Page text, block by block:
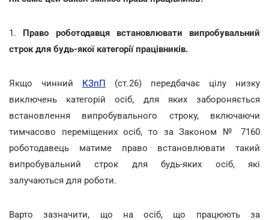
1. Право роботодавця встановлювати випробувальний
строк для будь-якої категорії працівників.
Якщо чинний КЗпП (ст.26) передбачає цілу низку
виключень категорій осіб, для яких забороняється
встановлення випробувального строку, включаючи
тимчасово переміщених осіб, то за Законом № 7160
роботодавець матиме право встановлювати такий
випробувальний строк для будь-яких осіб, які
залучаються для роботи.
Варто зазначити, що на осіб, що працюють за